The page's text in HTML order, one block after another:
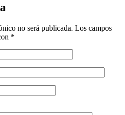
no será publicada. Los campos
*